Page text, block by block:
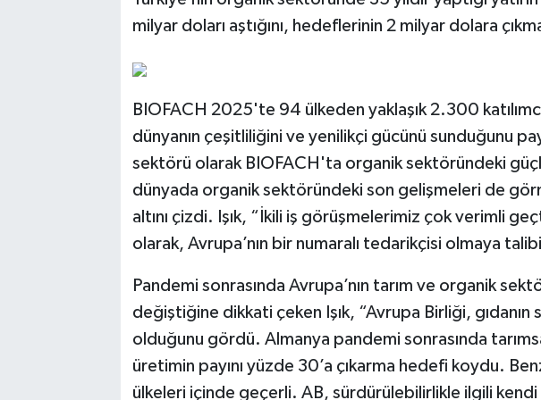
milyar doları aştığını, hedeflerinin 2 milyar dolara
BIOFACH 2025'te 94 ülkeden yaklaşık 2.300
dünyanın çeşitliliğini ve yenilikçi gücünü sunduğunu
sektörü olarak BIOFACH'ta organik sektöründeki
dünyada organik sektöründeki son gelişmeleri de
altını çizdi. Işık, “İkili iş görüşmelerimiz çok verimli
olarak, Avrupa’nın bir numaralı tedarikçisi olmaya
Pandemi sonrasında Avrupa’nın tarım ve organik
değiştiğine dikkati çeken Işık, “Avrupa Birliği,
olduğunu gördü. Almanya pandemi sonrasında
üretimin payını yüzde 30’a çıkarma hedefi koydu.
ülkeleri içinde geçerli. AB, sürdürülebilirlikle ilgili